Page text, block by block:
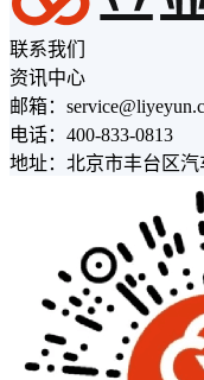
联系我们
资讯中心
邮箱：
电话：400-833-0813
地址：北京市丰台区